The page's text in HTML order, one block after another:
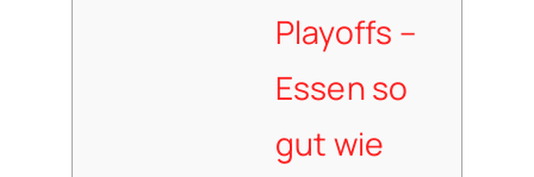
Playoffs –
Essen so
gut wie